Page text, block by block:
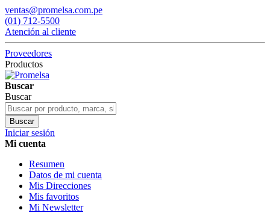
ventas@promelsa.com.pe
(01) 712-5500
Atención al cliente
Proveedores
Productos
Buscar
Buscar
Buscar
Iniciar sesión
Mi cuenta
Resumen
Datos de mi cuenta
Mis Direcciones
Mis favoritos
Mi Newsletter